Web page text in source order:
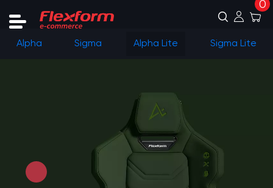
0
Alpha Sigma Alpha Lite Sigma Lite